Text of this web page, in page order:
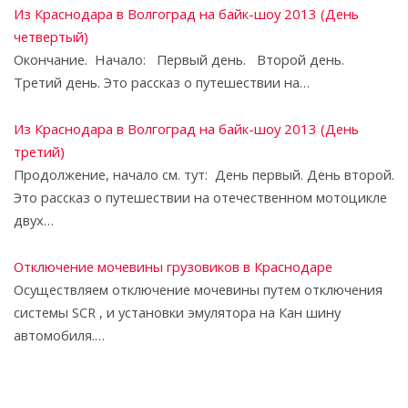
Из Краснодара в Волгоград на байк-шоу 2013 (День
четвертый)
Окончание. Начало: Первый день. Второй день.
Третий день. Это рассказ о путешествии на…
Из Краснодара в Волгоград на байк-шоу 2013 (День
третий)
Продолжение, начало см. тут: День первый. День второй.
Это рассказ о путешествии на отечественном мотоцикле
двух…
Отключение мочевины грузовиков в Краснодаре
Осуществляем отключение мочевины путем отключения
системы SCR , и установки эмулятора на Кан шину
автомобиля.…